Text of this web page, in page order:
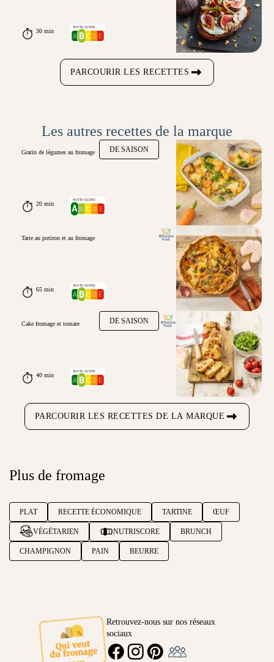
30 min
PARCOURIR LES RECETTES
Les autres recettes de la marque
DE SAISON
Gratin de légumes au fromage
20 min
Tarte au potiron et au fromage
65 min
DE SAISON
Cake fromage et tomate
40 min
PARCOURIR LES RECETTES DE LA MARQUE
Plus de fromage
PLAT RECETTE ÉCONOMIQUE TARTINE ŒUF
VÉGÉTARIEN NUTRISCORE BRUNCH
CHAMPIGNON PAIN BEURRE
Retrouvez-nous sur nos réseaux
sociaux
FACEBOOKINSTAGRAMPINTEREST